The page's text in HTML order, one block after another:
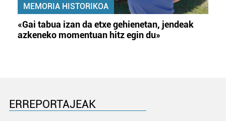
MEMORIA HISTORIKOA
«Gai tabua izan da etxe gehienetan, jendeak
azkeneko momentuan hitz egin du»
ERREPORTAJEAK